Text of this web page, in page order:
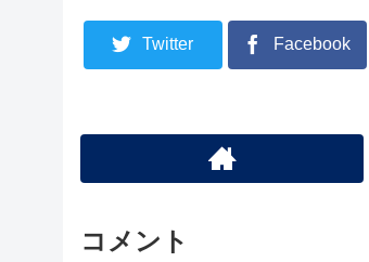
Twitter Facebook
コメント